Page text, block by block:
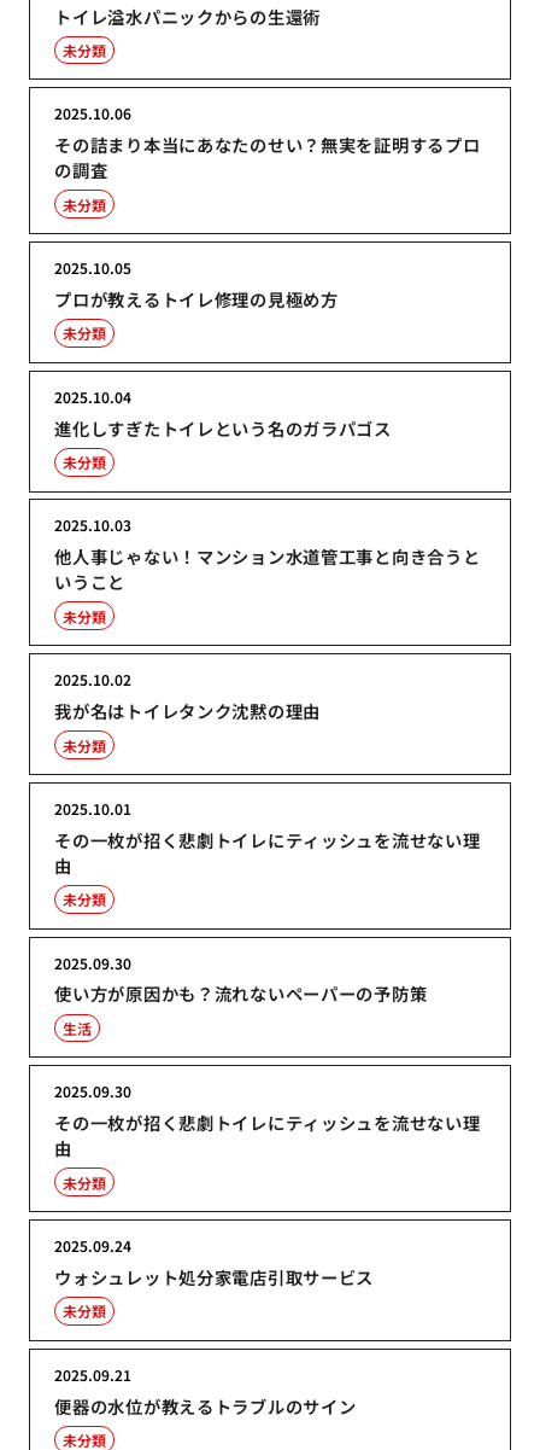
トイレ溢水パニックからの生還術
未分類
その詰まり本当にあなたのせい？無実を証明するプロ
の調査
2025.10.06
未分類
プロが教えるトイレ修理の見極め方
2025.10.05
未分類
進化しすぎたトイレという名のガラパゴス
2025.10.04
未分類
他人事じゃない！マンション水道管工事と向き合うと
いうこと
2025.10.03
未分類
我が名はトイレタンク沈黙の理由
2025.10.02
未分類
その一枚が招く悲劇トイレにティッシュを流せない理
由
2025.10.01
未分類
使い方が原因かも？流れないペーパーの予防策
2025.09.30
生活
その一枚が招く悲劇トイレにティッシュを流せない理
由
2025.09.30
未分類
ウォシュレット処分家電店引取サービス
2025.09.24
未分類
便器の水位が教えるトラブルのサイン
2025.09.21
未分類